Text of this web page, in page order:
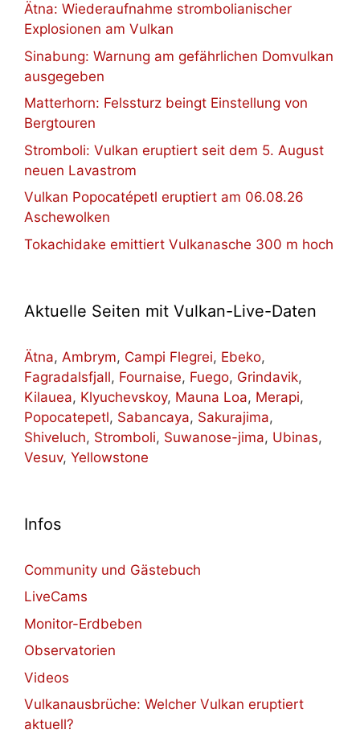
Ätna: Wiederaufnahme strombolianischer
Explosionen am Vulkan
Sinabung: Warnung am gefährlichen Domvulkan
ausgegeben
Matterhorn: Felssturz beingt Einstellung von
Bergtouren
Stromboli: Vulkan eruptiert seit dem 5. August
neuen Lavastrom
Vulkan Popocatépetl eruptiert am 06.08.26
Aschewolken
Tokachidake emittiert Vulkanasche 300 m hoch
Aktuelle Seiten mit Vulkan-Live-Daten
Ätna, Ambrym, Campi Flegrei, Ebeko,
Fagradalsfjall, Fournaise, Fuego, Grindavik,
Kilauea, Klyuchevskoy, Mauna Loa, Merapi,
Popocatepetl, Sabancaya, Sakurajima,
Shiveluch, Stromboli, Suwanose-jima, Ubinas,
Vesuv, Yellowstone
Infos
Community und Gästebuch
LiveCams
Monitor-Erdbeben
Observatorien
Videos
Vulkanausbrüche: Welcher Vulkan eruptiert
aktuell?